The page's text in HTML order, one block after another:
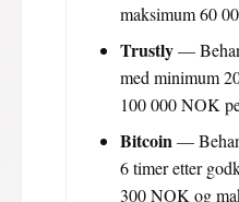
maksimum 60
Trustly—
med minimum
100 000 NOK
Bitcoin—
6 timer etter
300 NOK og